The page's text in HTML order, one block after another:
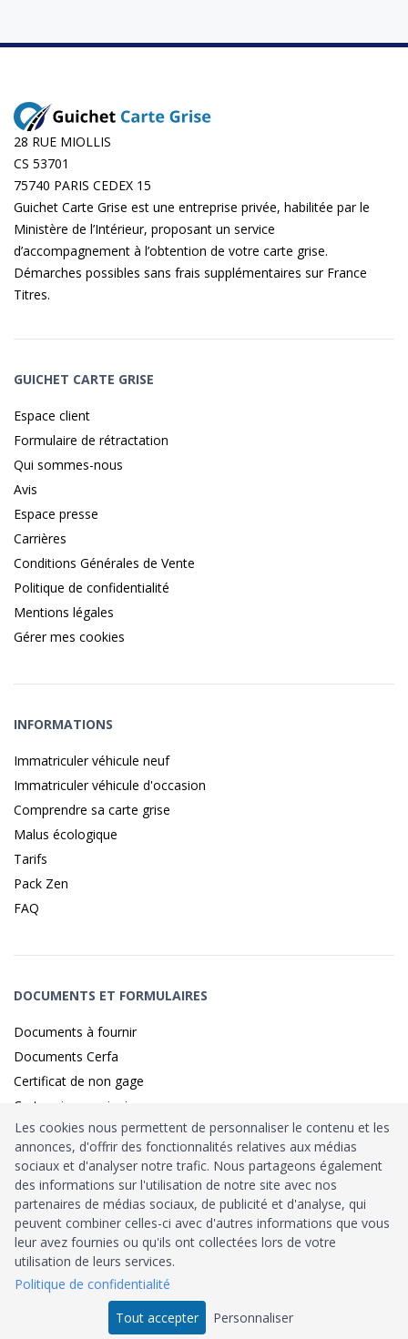
28 RUE MIOLLIS
CS 53701
75740 PARIS CEDEX 15
Guichet Carte Grise est une entreprise privée, habilitée par le
Ministère de l’Intérieur, proposant un service
d’accompagnement à l’obtention de votre carte grise.
Démarches possibles sans frais supplémentaires sur France
Titres.
GUICHET CARTE GRISE
Espace client
Formulaire de rétractation
Qui sommes-nous
Avis
Espace presse
Carrières
Conditions Générales de Vente
Politique de confidentialité
Mentions légales
Gérer mes cookies
INFORMATIONS
Immatriculer véhicule neuf
Immatriculer véhicule d'occasion
Comprendre sa carte grise
Malus écologique
Tarifs
Pack Zen
FAQ
DOCUMENTS ET FORMULAIRES
Documents à fournir
Documents Cerfa
Certificat de non gage
Carte grise provisoire
Identité sécurisé parFranceConnect
HabilitationMinistère de l’Intérieur: n°212900
Agrément Trésor Public
Tous droits réservés © 2026
Les cookies nous permettent de personnaliser le contenu et les
annonces, d'offrir des fonctionnalités relatives aux médias
sociaux et d'analyser notre trafic. Nous partageons également
des informations sur l'utilisation de notre site avec nos
partenaires de médias sociaux, de publicité et d'analyse, qui
peuvent combiner celles-ci avec d'autres informations que vous
leur avez fournies ou qu'ils ont collectées lors de votre
utilisation de leurs services.
Politique de confidentialité
Tout accepter
Personnaliser